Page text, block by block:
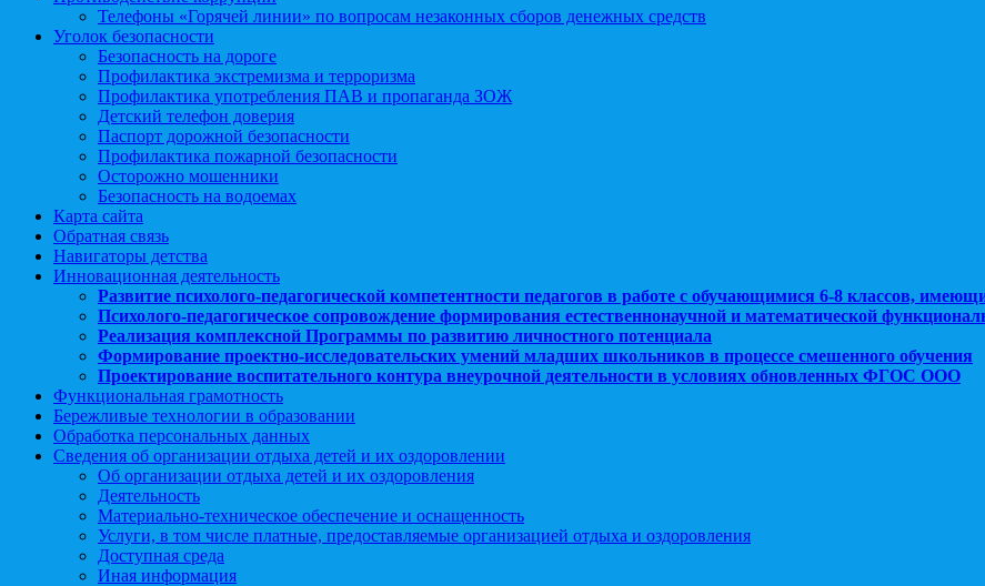
Телефоны «Горячей линии» по вопросам незаконных сборов денежных средств
Уголок безопасности
Безопасность на дороге
Профилактика экстремизма и терроризма
Профилактика употребления ПАВ и пропаганда ЗОЖ
Детский телефон доверия
Паспорт дорожной безопасности
Профилактика пожарной безопасности
Осторожно мошенники
Безопасность на водоемах
Карта сайта
Обратная связь
Навигаторы детства
Инновационная деятельность
Развитие психолого-педагогической компетентности педагогов в работе с обучающимися 6-8 классов,
Психолого-педагогическое сопровождение формирования естественнонаучной и математической
Реализация комплексной Программы по развитию личностного потенциала
Формирование проектно-исследовательских умений младших школьников в процессе смешенного обучения
Проектирование воспитательного контура внеурочной деятельности в условиях обновленных ФГОС ООО
Функциональная грамотность
Бережливые технологии в образовании
Обработка персональных данных
Сведения об организации отдыха детей и их оздоровлении
Об организации отдыха детей и их оздоровления
Деятельность
Материально-техническое обеспечение и оснащенность
Услуги, в том числе платные, предоставляемые организацией отдыха и оздоровления
Доступная среда
Иная информация